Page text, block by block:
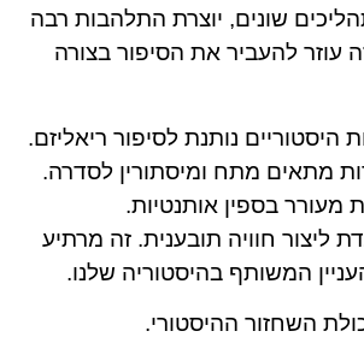
שונים, יוצרת התלהבות רבה
עוזר להעביר את הסיפור בצורה
היסטוריים נותנת לסיפור ריאליזם.
מתאים מתח ומיסתורין לסדרה.
מעורר בספין אותנטיות.
ליצור חוויה תובענית. זה מרתיע
המשותף בהיסטוריה שלנו.
השחזור ההיסטורי.